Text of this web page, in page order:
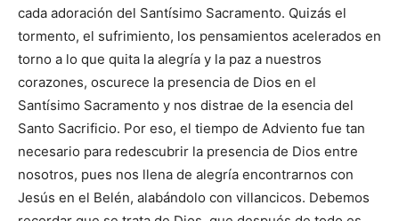
cada adoración del Santísimo Sacramento. Quizás el
tormento, el sufrimiento, los pensamientos acelerados en
torno a lo que quita la alegría y la paz a nuestros
corazones, oscurece la presencia de Dios en el
Santísimo Sacramento y nos distrae de la esencia del
Santo Sacrificio. Por eso, el tiempo de Adviento fue tan
necesario para redescubrir la presencia de Dios entre
nosotros, pues nos llena de alegría encontrarnos con
Jesús en el Belén, alabándolo con villancicos. Debemos